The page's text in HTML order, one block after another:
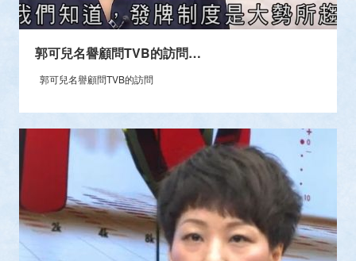
郭可兒名譽顧問TVB的訪問…
郭可兒名譽顧問TVB的訪問